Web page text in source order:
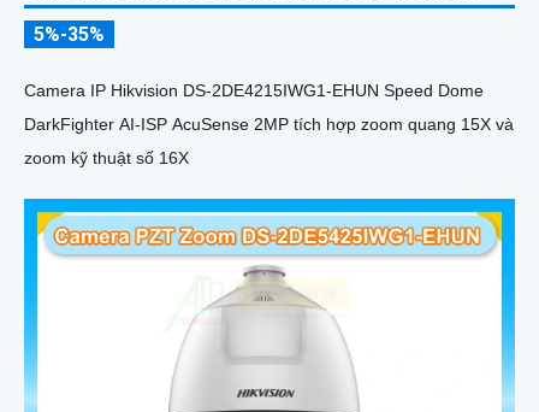
5%-35%
Camera IP Hikvision DS-2DE4215IWG1-EHUN Speed Dome
DarkFighter AI-ISP AcuSense 2MP tích hợp zoom quang 15X và
zoom kỹ thuật số 16X